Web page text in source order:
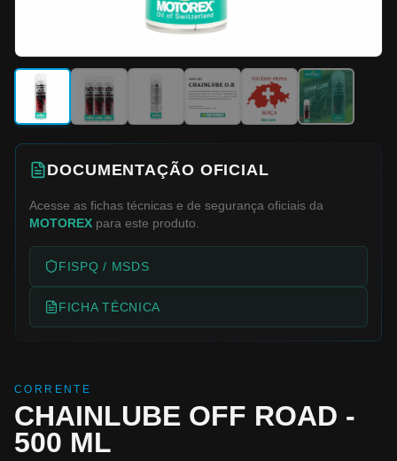
DOCUMENTAÇÃO OFICIAL
Acesse as fichas técnicas e de segurança oficiais da
MOTOREX para este produto.
FISPQ / MSDS
FICHA TÉCNICA
CORRENTE
CHAINLUBE OFF ROAD -
500 ML